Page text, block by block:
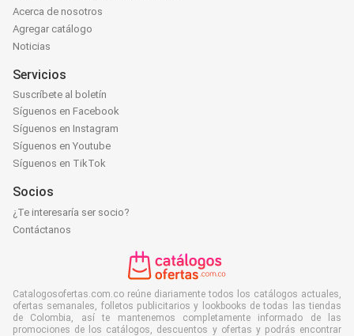
Acerca de nosotros
Agregar catálogo
Noticias
Servicios
Suscríbete al boletín
Síguenos en Facebook
Síguenos en Instagram
Síguenos en Youtube
Síguenos en TikTok
Socios
¿Te interesaría ser socio?
Contáctanos
Catalogosofertas.com.co reúne diariamente todos los catálogos actuales,
ofertas semanales, folletos publicitarios y lookbooks de todas las tiendas
de Colombia, así te mantenemos completamente informado de las
promociones de los catálogos, descuentos y ofertas y podrás encontrar